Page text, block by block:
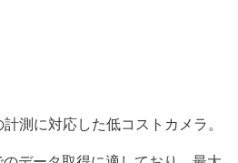
測に対応した低コストカメラ。